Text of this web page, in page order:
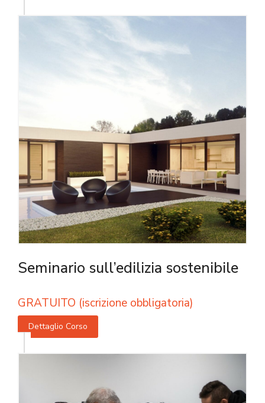
Seminario sull’edilizia sostenibile
GRATUITO (iscrizione obbligatoria)
Dettaglio Corso